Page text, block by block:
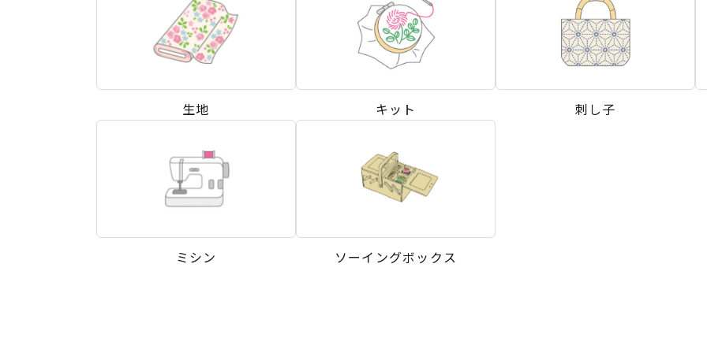
生地 キット 刺し子
ミシン ソーイングボックス